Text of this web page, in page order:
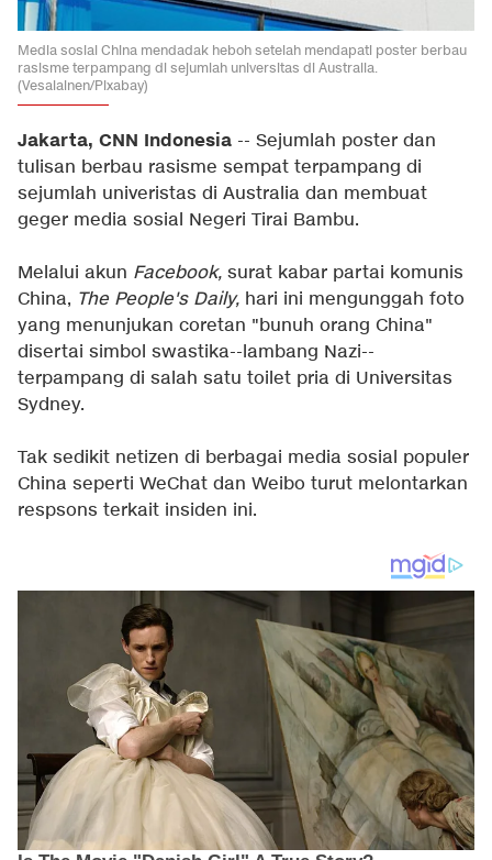
Media sosial China mendadak heboh setelah mendapati poster berbau
rasisme terpampang di sejumlah universitas di Australia.
(Vesalainen/Pixabay)
Jakarta, CNN Indonesia -- Sejumlah poster dan
tulisan berbau rasisme sempat terpampang di
sejumlah univeristas di Australia dan membuat
geger media sosial Negeri Tirai Bambu.
Melalui akun Facebook, surat kabar partai komunis
China, The People's Daily, hari ini mengunggah foto
yang menunjukan coretan "bunuh orang China"
disertai simbol swastika--lambang Nazi--
terpampang di salah satu toilet pria di Universitas
Sydney.
Tak sedikit netizen di berbagai media sosial populer
China seperti WeChat dan Weibo turut melontarkan
respsons terkait insiden ini.